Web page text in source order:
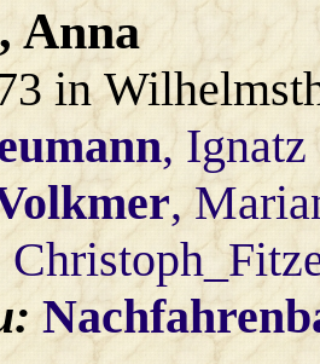
, Anna
in
, Ignatz
,